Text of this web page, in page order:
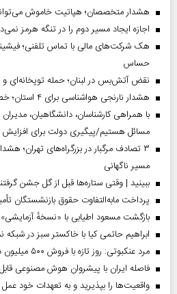
هشدار متخصصان؛ هپاتیت خاموش
اجازه ایجاد مسیر دوم را در تنگه هرمز
هک شرکت‌های مالی با تماس تلفنی؛
حساس
نقض آتش‌بس در لبنان؛ حمله توپخانه‌ای و
هشدار نارنجی هواشناسی برای ۴ استان؛ خطر سیلاب و رعدوبرق در ارتفاعات
با همراهی کارشناسان، دانشگاهیان،
مسائل هستیم/پیگیری دولت برای افزایش
۳ تصادف مرگبار در بزرگراه‌های تهران؛
مسیر ناگهانی
ببینید | وقتی ستاره‌ها قبل از گل جشن
پرداخت مابه‌التفاوت حقوق بازنشستگان
بازگشت مسعود اطیابی با «نسخهٔ آزمایشی»
ابراهیم حاتمی کیا با خاکستر سبز در
مرد عنکبوتی: روز تازه با فروش ۵۰۰ میلیون دلاری در آمریکا رکوردشکنی کرد
فاصله ایران با پیشرو‌ان هوش مصنوعی
واقعیت‌ها را بپذیرید و به تعهدات خود عمل